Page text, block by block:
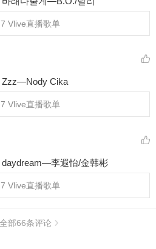
Vlive直播歌单
Zzz—Nody Cika
Vlive直播歌单
daydream—李遐怡/金韩彬
Vlive直播歌单
部66条评论